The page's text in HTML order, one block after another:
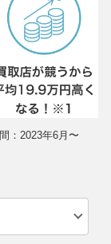
：2023年6月〜